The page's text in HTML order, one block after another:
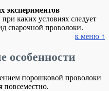
экспериментов
каких условиях следует
сварочной проволоки.
к меню ↑
особенности
порошковой проволоки
повсеместно.